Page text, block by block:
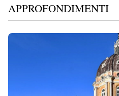
APPROFONDIMENTI